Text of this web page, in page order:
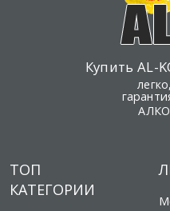
Купить AL-
ТОП
КАТЕГОРИИ